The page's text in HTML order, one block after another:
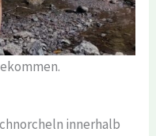
innerhalb